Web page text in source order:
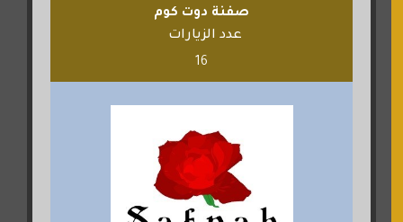
صفنة دوت كوم
عدد الزيارات
16